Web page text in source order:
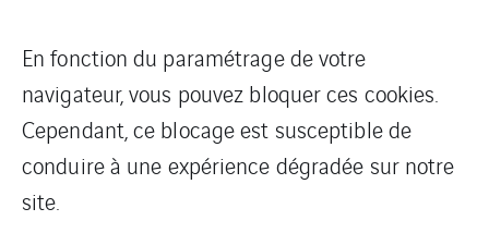
En fonction du paramétrage de votre
navigateur, vous pouvez bloquer ces cookies.
Cependant, ce blocage est susceptible de
conduire à une expérience dégradée sur notre
site.